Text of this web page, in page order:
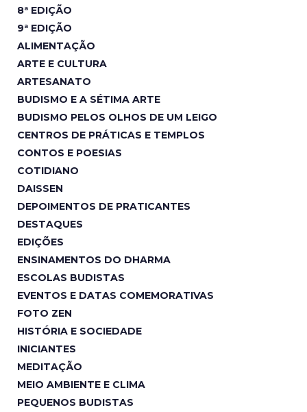
8ª EDIÇÃO
9ª EDIÇÃO
ALIMENTAÇÃO
ARTE E CULTURA
ARTESANATO
BUDISMO E A SÉTIMA ARTE
BUDISMO PELOS OLHOS DE UM LEIGO
CENTROS DE PRÁTICAS E TEMPLOS
CONTOS E POESIAS
COTIDIANO
DAISSEN
DEPOIMENTOS DE PRATICANTES
DESTAQUES
EDIÇÕES
ENSINAMENTOS DO DHARMA
ESCOLAS BUDISTAS
EVENTOS E DATAS COMEMORATIVAS
FOTO ZEN
HISTÓRIA E SOCIEDADE
INICIANTES
MEDITAÇÃO
MEIO AMBIENTE E CLIMA
PEQUENOS BUDISTAS